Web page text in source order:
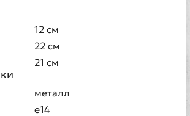
12 см
22 см
21 см
металл
е14